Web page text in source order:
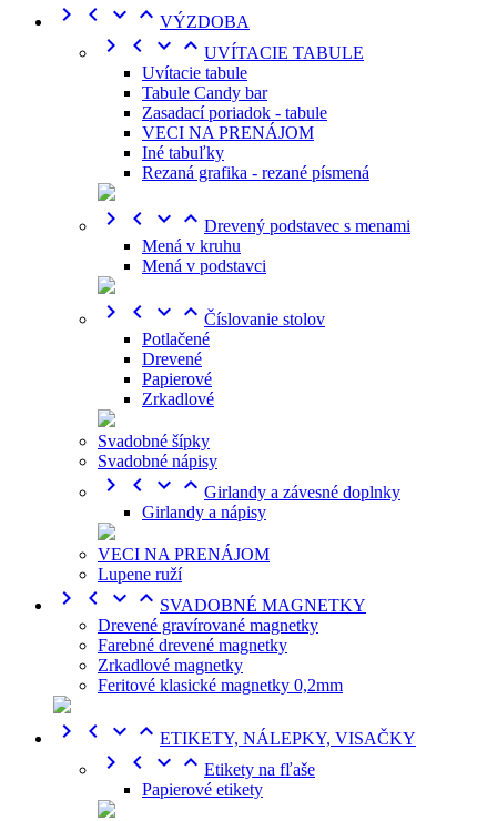
    VÝZDOBA
    UVÍTACIE TABULE
Uvítacie tabule
Tabule Candy bar
Zasadací poriadok - tabule
VECI NA PRENÁJOM
Iné tabuľky
Rezaná grafika - rezané písmená
    Drevený podstavec s menami
Mená v kruhu
Mená v podstavci
    Číslovanie stolov
Potlačené
Drevené
Papierové
Zrkadlové
Svadobné šípky
Svadobné nápisy
    Girlandy a závesné doplnky
Girlandy a nápisy
VECI NA PRENÁJOM
Lupene ruží
    SVADOBNÉ MAGNETKY
Drevené gravírované magnetky
Farebné drevené magnetky
Zrkadlové magnetky
Feritové klasické magnetky 0,2mm
    ETIKETY, NÁLEPKY, VISAČKY
    Etikety na fľaše
Papierové etikety